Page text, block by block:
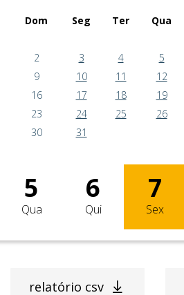
Dom Seg Ter Qua
2
3 4 5
9
10 11 12
16
17 18 19
23
24 25 26
30
31
5
Qua
6
Qui
7
Sex
relatório csv